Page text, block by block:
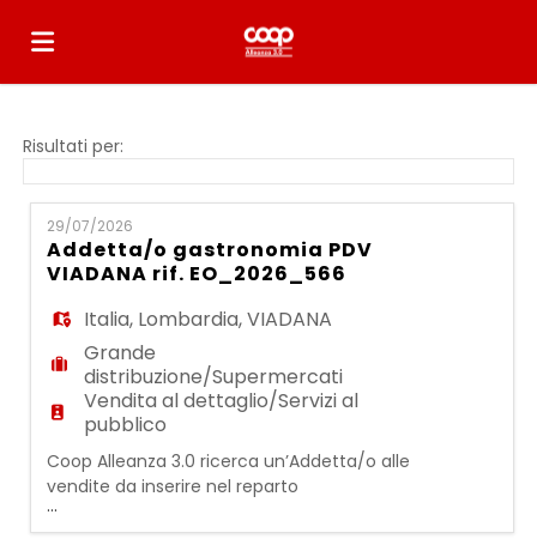
Offerte
di
lavoro
Carica
il
CV
Login
Lingua
EN
Risultati per:
29/07/2026
Addetta/o gastronomia PDV
VIADANA rif. EO_2026_566
Italia, Lombardia,VIADANA
Grande
distribuzione/Supermercati
Vendita al dettaglio/Servizi al
pubblico
Coop Alleanza 3.0 ricerca un’Addetta/o alle
vendite da inserire nel reparto
GASTRONOMIA La persona inserita opererà
in una realtà strutturata e dinamica e si
...